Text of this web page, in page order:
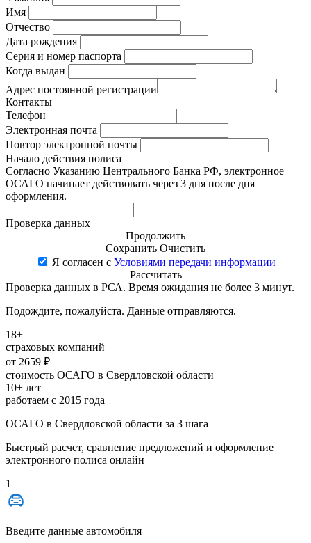
Имя
Отчество
Дата рождения
Серия и номер паспорта
Когда выдан
Адрес постоянной регистрации
Контакты
Телефон
Электронная почта
Повтор электронной почты
Начало действия полиса
Согласно Указанию Центрального Банка РФ, электронное
ОСАГО начинает действовать через 3 дня после дня
оформления.
Проверка данных
Продолжить
Сохранить Очистить
Я согласен с Условиями передачи информации
Рассчитать
Проверка данных в РСА. Время ожидания не более 3 минут.
Подождите, пожалуйста. Данные отправляются.
18+
страховых компаний
от 2659 ₽
стоимость ОСАГО в Свердловской области
10+ лет
работаем с 2015 года
ОСАГО в Свердловской области за 3 шага
Быстрый расчет, сравнение предложений и оформление
электронного полиса онлайн
1
Введите данные автомобиля